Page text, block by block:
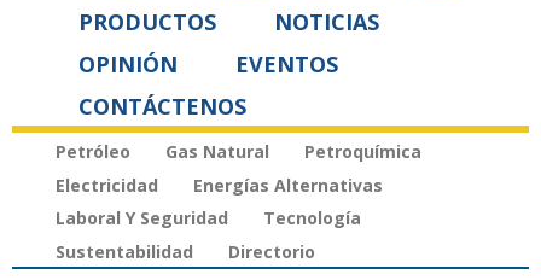
PRODUCTOS
NOTICIAS
OPINIÓN
EVENTOS
CONTÁCTENOS
Petróleo Gas Natural
Petroquímica
Electricidad
Energías Alternativas
Laboral Y Seguridad
Tecnología
Sustentabilidad
Directorio